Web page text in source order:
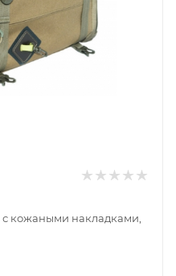
с кожаными накладками,